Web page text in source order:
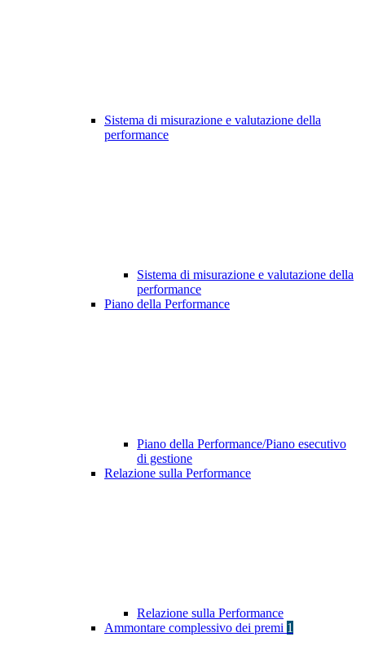
Sistema di misurazione e valutazione della
performance
Sistema di misurazione e valutazione della
performance
Piano della Performance
Piano della Performance/Piano esecutivo
di gestione
Relazione sulla Performance
Relazione sulla Performance
Ammontare complessivo dei premi 1